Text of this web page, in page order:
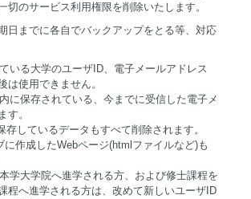
切のサービス利用権限を削除いたします。
日までに各自でバックアップをとる等、対応
いる大学のユーザID、電子メールアドレス
は使用できません。
に保存されている、今までに受信した電子メ
す。
存しているデータもすべて削除されます。
に作成したWebページ(htmlファイルなど)も
学大学院へ進学される方、および修士課程を
程へ進学される方は、改めて新しいユーザID